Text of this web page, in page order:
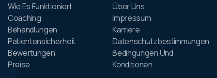
Wie Es Funktioniert
Coaching
Behandlungen
Patientensicherheit
Bewertungen
Preise
Über Uns
Impressum
Karriere
Datenschutzbestimmungen
Bedingungen Und
Konditionen